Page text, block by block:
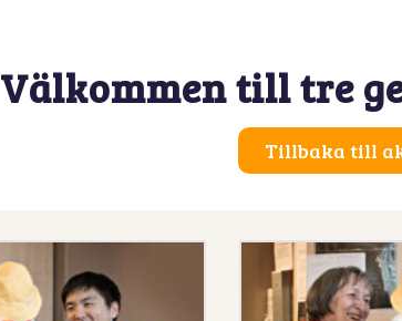
Välkommen till tre
Tillbaka till